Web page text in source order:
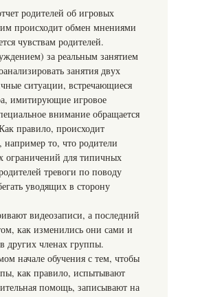
родителей об игровых
происходит обмен мнениями
чувствам родителей.
за реальным занятием
занятия двух
ситуации, встречающиеся
имитирующие игровое
внимание обращается
правило, происходит
например то, что родители
ограничений для типичных
тревоги по поводу
уводящих в сторону
видеозаписи, а последний
как изменились они сами и
других членах группы.
начале обучения с тем, чтобы
как правило, испытывают
помощь, записывают на